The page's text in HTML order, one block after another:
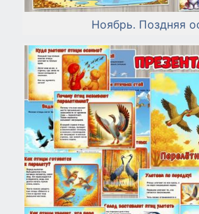
Ноябрь. Поздняя